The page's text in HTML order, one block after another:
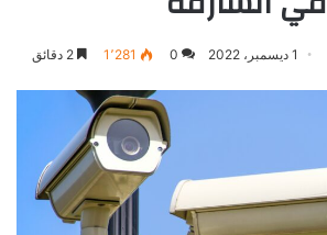
1 ديسمبر، 2022 0 1٬281 2 دقائق